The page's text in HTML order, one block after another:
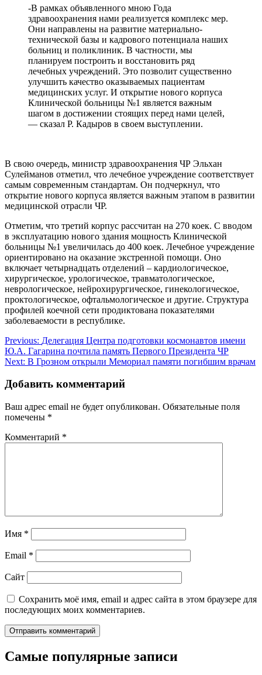
-В рамках объявленного мною Года
здравоохранения нами реализуется комплекс мер.
Они направлены на развитие материально-
технической базы и кадрового потенциала наших
больниц и поликлиник. В частности, мы
планируем построить и восстановить ряд
лечебных учреждений. Это позволит существенно
улучшить качество оказываемых пациентам
медицинских услуг. И открытие нового корпуса
Клинической больницы №1 является важным
шагом в достижении стоящих перед нами целей,
— сказал Р. Кадыров в своем выступлении.
В свою очередь, министр здравоохранения ЧР Эльхан
Сулейманов отметил, что лечебное учреждение соответствует
самым современным стандартам. Он подчеркнул, что
открытие нового корпуса является важным этапом в развитии
медицинской отрасли ЧР.
Отметим, что третий корпус рассчитан на 270 коек. С вводом
в эксплуатацию нового здания мощность Клинической
больницы №1 увеличилась до 400 коек. Лечебное учреждение
ориентировано на оказание экстренной помощи. Оно
включает четырнадцать отделений – кардиологическое,
хирургическое, урологическое, травматологическое,
неврологическое, нейрохирургическое, гинекологическое,
проктологическое, офтальмологическое и другие. Структура
профилей коечной сети продиктована показателями
заболеваемости в республике.
Навигация
по
Previous: Делегация Центра подготовки космонавтов имени
Ю.А. Гагарина почтила память Первого Президента ЧР
Next: В Грозном открыли Мемориал памяти погибшим врачам
Добавить комментарий
Ваш адрес email не будет опубликован. Обязательные поля
помечены *
Комментарий *
Имя *
Email *
Сайт
Сохранить моё имя, email и адрес сайта в этом браузере для
последующих моих комментариев.
Самые популярные записи